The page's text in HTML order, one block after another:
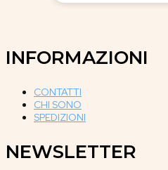
INFORMAZIONI
CONTATTI
CHI SONO
SPEDIZIONI
NEWSLETTER